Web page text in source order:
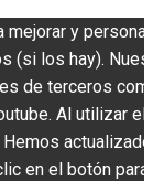
y
(si los hay).
de terceros
Al utilizar
actualizado
en el botón para